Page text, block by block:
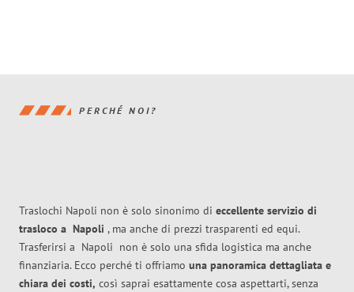
PERCHÉ NOI?
Traslochi Napoli non è solo sinonimo di eccellente servizio di
trasloco a Napoli , ma anche di prezzi trasparenti ed equi.
Trasferirsi a Napoli non è solo una sfida logistica ma anche
finanziaria. Ecco perché ti offriamo una panoramica dettagliata e
chiara dei costi, così saprai esattamente cosa aspettarti, senza